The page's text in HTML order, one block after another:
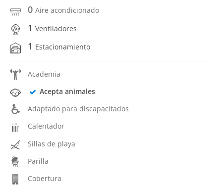
0 Aire acondicionado
1 Ventiladores
1 Estacionamiento
Academia
Acepta animales
Adaptado para discapacitados
Calentador
Sillas de playa
Parilla
Cobertura